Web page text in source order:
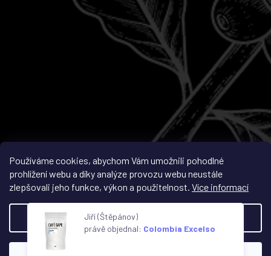
Používáme cookies, abychom Vám umožnili pohodlné
prohlížení webu a díky analýze provozu webu neustále
zlepšovali jeho funkce, výkon a použitelnost. Více informací
Nastavení
Sledovat na Instagramu
Vytvořil Shoptet
Copyright 2026
. Všechna práva vyhrazena.
Jiří (Štěpánov)
právě objednal: Colombia Excelso